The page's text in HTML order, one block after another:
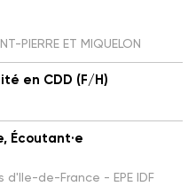
PIERRE ET MIQUELON
en CDD (F/H)
Écoutant·e
de-France - EPE IDF